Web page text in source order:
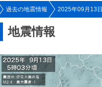
過去の地震情報 2025年09月13日
地震情報